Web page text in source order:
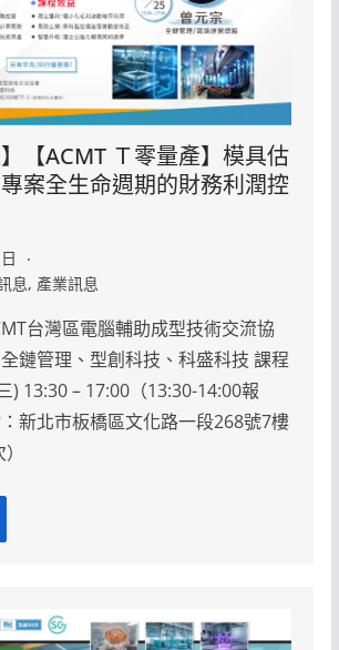
】【ACMT Ｔ零量產】模具估
案全生命週期的財務利潤控
息, 產業訊息
台灣區電腦輔助成型技術交流協
鏈管理、型創科技、科盛科技 課程
) 13:30 – 17:00（13:30-14:00報
新北市板橋區文化路一段268號7樓